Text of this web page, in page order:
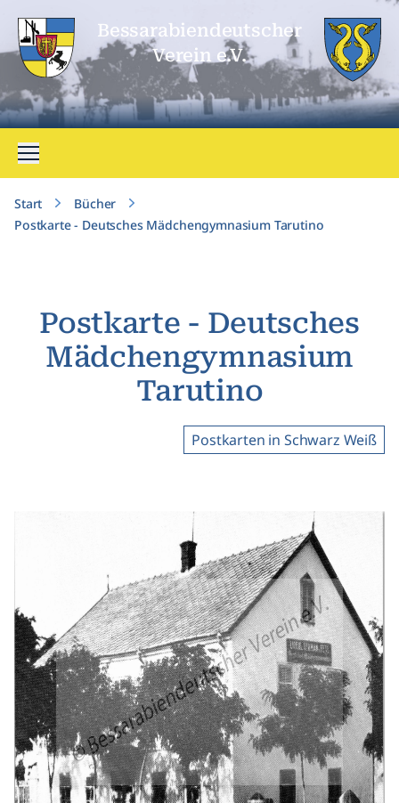
Bessarabien­deutscher
Verein e.V.
Menü öffnen
Start
Bücher
Postkarte - Deutsches Mädchengymnasium Tarutino
Postkarte - Deutsches
Mädchengymnasium
Tarutino
Postkarten in Schwarz Weiß